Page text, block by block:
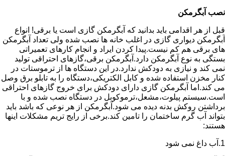
نصب آبگرمکن
قبل از هر اقدامی باید بدانید که آبگرمکن گازی است یا برقی! انواع
آبگرمکن دیواری گازی در اغلب خانه ها نصب شده ولی تعداد آبگرمکن
های برقی هم کم نیست.پیدا کردن ایراد و انجام کارهای تعمیراتی
بستگی به نوع آبگرمکن دارد.آبگرمکن برقی،گازهای احتراقی تولید
نمی کند و نیازی به دودکش ندارد.در این دستگاه ها از ترموستات در
کنار مخزن استفاده شده و کابل الکتریکی،دستگاه را به تابلو برق وصل
می کند.اما آبگرمکن گازی دارای دودکش برای خروج گازهای احتراقی
است.سیستم پیلوت،مشعل،ترموکوبل در دستگاه نصب شده و با
برداشتن روکش بدنه دیده می شود.آبگرمکن از هر نوعی که باشد باید
بتواند آب گرم ساختمان را تامین کند.برخی از رایج تریم مشکلات اینها
هستند:
1.آب داغ نمی شود